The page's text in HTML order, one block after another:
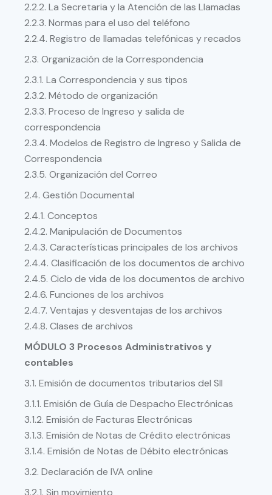
2.2.2. La Secretaria y la Atención de las Llamadas
2.2.3. Normas para el uso del teléfono
2.2.4. Registro de llamadas telefónicas y recados
2.3. Organización de la Correspondencia
2.3.1. La Correspondencia y sus tipos
2.3.2. Método de organización
2.3.3. Proceso de Ingreso y salida de
correspondencia
2.3.4. Modelos de Registro de Ingreso y Salida de
Correspondencia
2.3.5. Organización del Correo
2.4. Gestión Documental
2.4.1. Conceptos
2.4.2. Manipulación de Documentos
2.4.3. Características principales de los archivos
2.4.4. Clasificación de los documentos de archivo
2.4.5. Ciclo de vida de los documentos de archivo
2.4.6. Funciones de los archivos
2.4.7. Ventajas y desventajas de los archivos
2.4.8. Clases de archivos
MÓDULO 3 Procesos Administrativos y
contables
3.1. Emisión de documentos tributarios del SII
3.1.1. Emisión de Guía de Despacho Electrónicas
3.1.2. Emisión de Facturas Electrónicas
3.1.3. Emisión de Notas de Crédito electrónicas
3.1.4. Emisión de Notas de Débito electrónicas
3.2. Declaración de IVA online
3.2.1. Sin movimiento